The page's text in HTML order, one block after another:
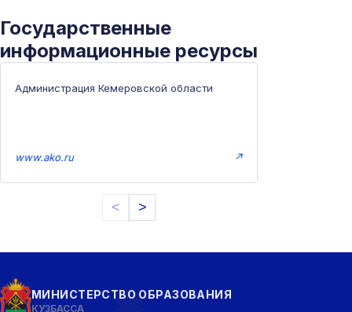
Государственные
информационные ресурсы
Администрация Кемеровской области
www.ako.ru ↗
< >
МИНИСТЕРСТВО ОБРАЗОВАНИЯ
КУЗБАССА